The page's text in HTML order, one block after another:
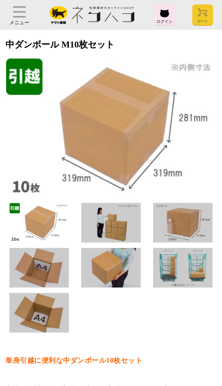
メニュー ログイン
ログイン 閲覧履歴 購入履歴
お問い合わせ
ご利用ガイド
ヤマト運輸株式会社
〒104-8125
東京都中央区銀座2-16-10
会社概要
特定商取引法について
個人情報保護ポリシー
サイトマップ
お知らせ一覧
中ダンボール M10枚セット
単身引越に便利な中ダンボール10枚セット